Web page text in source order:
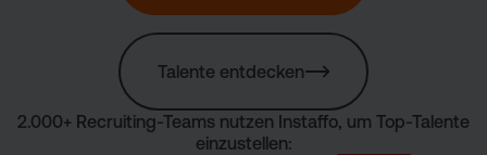
Talente entdecken
2.000+ Recruiting-Teams nutzen Instaffo, um Top-Talente
einzustellen: